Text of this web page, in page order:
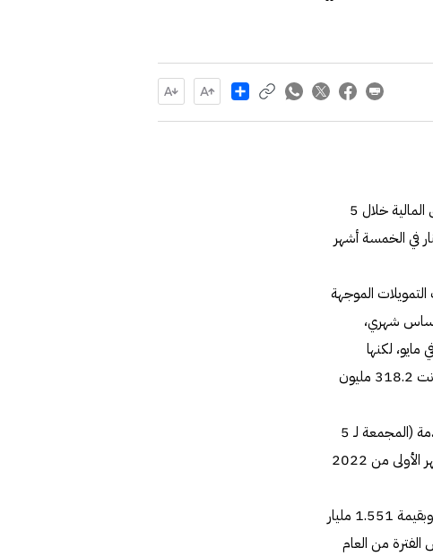
Share
تراجع إجمالي التمويلات الجديدة (المجمعة) التي قدمتها البنوك المحلية إلى شراء الأوراق المالية خلال 5
مليون دينار، منخفضة من 726.2 مليون دينار في الخمسة أشهر
الموجهة
بنسبة 152.4 في المئة على أساس شهري،
في إبريل إلى 89.6 مليون دينار في مايو، لكنها
تراجعت على أساس سنوي بنسبة 71.8 في المئة وبقيمة 228.6 مليون دينار بعد أن كانت 318.2 مليون
ويأتي هذا التراجع لتمويلات الأوراق المالية مع تراجع التسهيلات الائتمانية الجديدة المقدمة (المجمعة لـ 5
أشهر) بنحو 1.284 مليار دينار وبنسبة 12.6 في المئة من 10.197 مليار دينار في 5 أشهر الأولى من 2022
كما تراجعت التسهيلات الشخصية (الشهرية) المقدمة من البنوك بنسبة 51.3 في المئة وبقيمة 1.551 مليار
إلى 1.473 مليار دينار في نفس الفترة من العام